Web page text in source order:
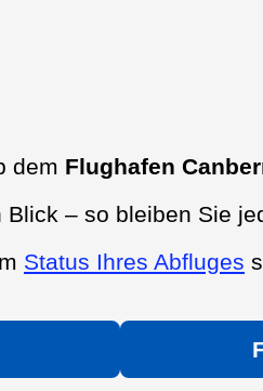
dem Flughafen
– so bleiben Sie
Status Ihres Abfluges